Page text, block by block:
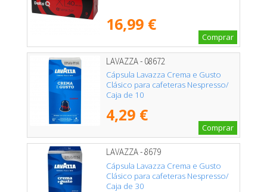
16,99 €
Comprar
LAVAZZA - 08672
Cápsula Lavazza Crema e Gusto
Clásico para cafeteras Nespresso/
Caja de 10
4,29 €
Comprar
LAVAZZA - 8679
Cápsula Lavazza Crema e Gusto
Clásico para cafeteras Nespresso/
Caja de 30